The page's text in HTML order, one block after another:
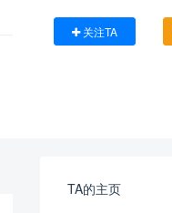
关注TA
TA的主页